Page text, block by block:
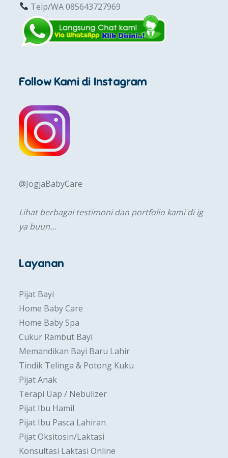
Telp/WA 085643727969
Follow Kami di Instagram
@JogjaBabyCare
Lihat berbagai testimoni dan portfolio kami di ig
ya buun...
Layanan
Pijat Bayi
Home Baby Care
Home Baby Spa
Cukur Rambut Bayi
Memandikan Bayi Baru Lahir
Tindik Telinga & Potong Kuku
Pijat Anak
Terapi Uap / Nebulizer
Pijat Ibu Hamil
Pijat Ibu Pasca Lahiran
Pijat Oksitosin/Laktasi
Konsultasi Laktasi Online